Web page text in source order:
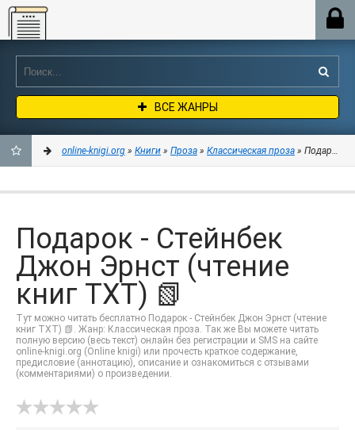
Online-knigi.org
ВСЕ ЖАНРЫ
ЗАКЛАДКИ
online-knigi.org » Книги » Проза » Классическая проза » Подарок -
Подарок - Стейнбек
Джон Эрнст (чтение
книг TXT) 📗
Тут можно читать бесплатно Подарок - Стейнбек Джон Эрнст (чтение
книг TXT) 📗. Жанр: Классическая проза. Так же Вы можете читать
полную версию (весь текст) онлайн без регистрации и SMS на сайте
online-knigi.org (Online knigi) или прочесть краткое содержание,
предисловие (аннотацию), описание и ознакомиться с отзывами
(комментариями) о произведении.